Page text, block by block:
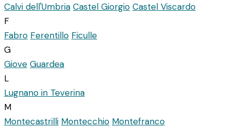
Calvi dell'Umbria Castel Giorgio Castel Viscardo
F
Fabro Ferentillo Ficulle
G
Giove Guardea
L
Lugnano in Teverina
M
Montecastrilli Montecchio Montefranco